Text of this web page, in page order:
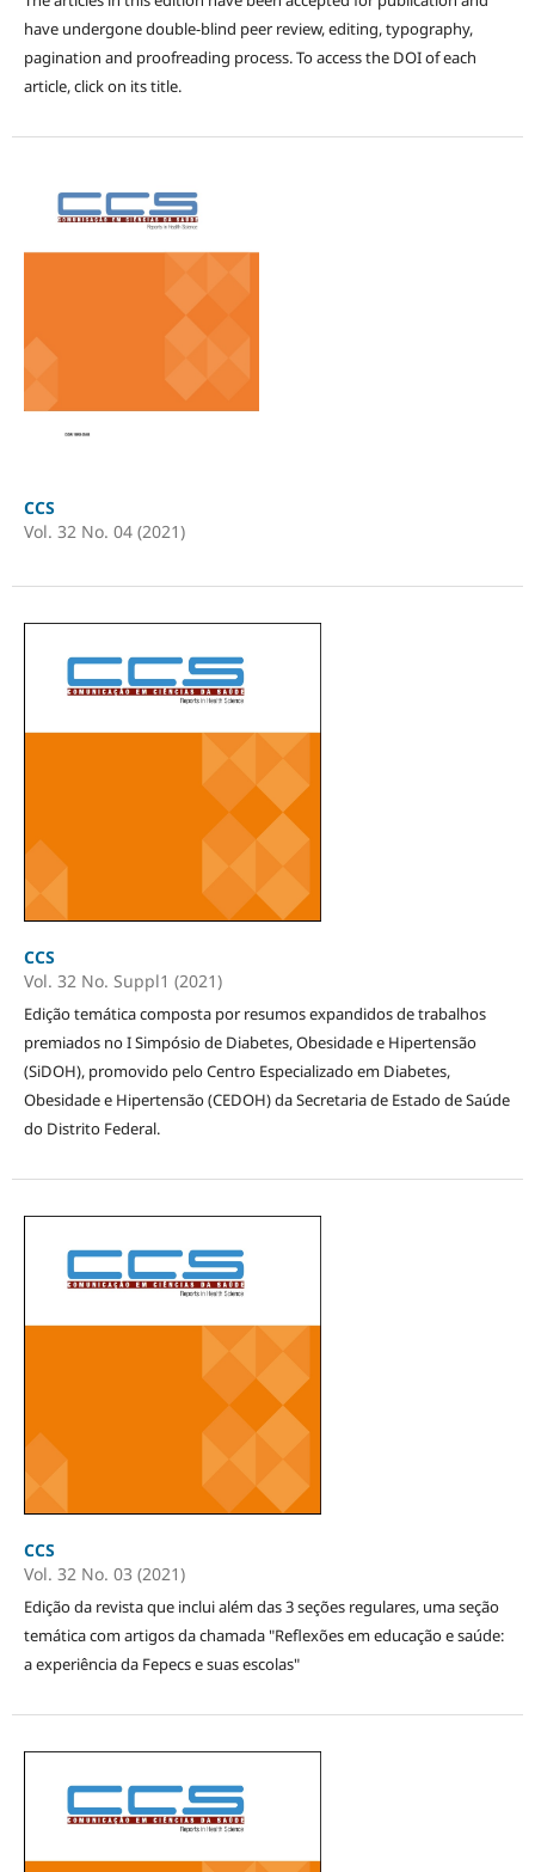
have undergone double-blind peer review, editing, typography,
pagination and proofreading process. To access the DOI of each
article, click on its title.
CCS
Vol. 32 No. 04 (2021)
CCS
Vol. 32 No. Suppl1 (2021)
Edição temática composta por resumos expandidos de trabalhos
premiados no I Simpósio de Diabetes, Obesidade e Hipertensão
(SiDOH), promovido pelo Centro Especializado em Diabetes,
Obesidade e Hipertensão (CEDOH) da Secretaria de Estado de Saúde
do Distrito Federal.
CCS
Vol. 32 No. 03 (2021)
Edição da revista que inclui além das 3 seções regulares, uma seção
temática com artigos da chamada "Reflexões em educação e saúde:
a experiência da Fepecs e suas escolas"